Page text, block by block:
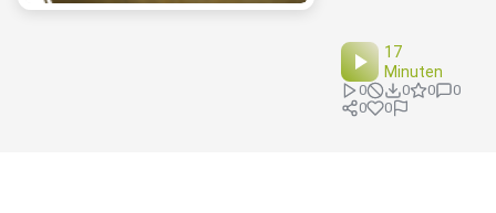
17
Minuten
0 0 0
0
0
0